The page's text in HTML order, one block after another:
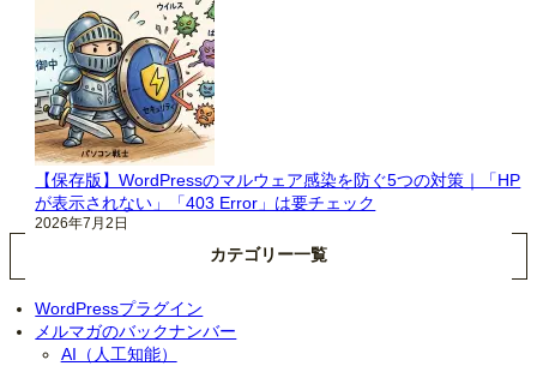
【保存版】WordPressのマルウェア感染を防ぐ5つの対策｜「HP
が表示されない」「403 Error」は要チェック
2026年7月2日
カテゴリー一覧
WordPressプラグイン
メルマガのバックナンバー
AI（人工知能）